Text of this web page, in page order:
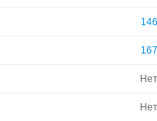
146
167
Нет
Нет